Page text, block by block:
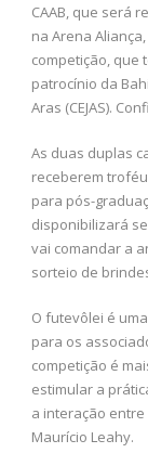
CAAB, que será
na Arena
competição, que
patrocínio da
Aras (CEJAS).
As duas duplas
receberem
para pós-
disponibilizará
vai comandar a
sorteio de
O futevôlei é
para os
competição é
estimular a
a interação
Maurício Leahy.